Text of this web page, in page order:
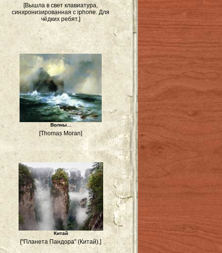
[Вышла в свет клавиатура,
синхронизированная с iphone. Для
чёдких ребят.]
Волны...
[Thomas Moran]
Китай
["Планета Пандора" (Китай).]